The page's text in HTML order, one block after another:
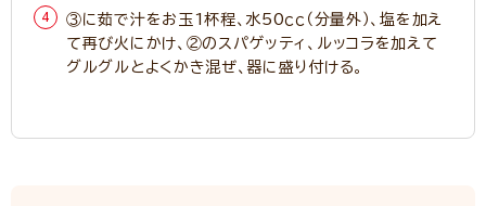
③に茹で汁をお玉1杯程、水50ｃｃ（分量外）、塩を加え
て再び火にかけ、②のスパゲッティ、ルッコラを加えて
グルグルとよくかき混ぜ、器に盛り付ける。